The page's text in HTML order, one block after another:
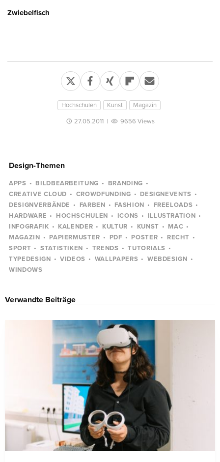
Zwiebelfisch
Hochschulen Kunst Magazin
27.05.2011| 9656 Views
Design-Themen
APPS BILDBEARBEITUNG
BRANDING
CREATIVE CLOUD
CROWDFUNDING
DESIGNEVENTS
DESIGNVERBÄNDE
FARBEN FASHION
FREELOADS
HARDWARE
HOCHSCHULEN ICONS
ILLUSTRATION
INFOGRAFIK
KALENDER KULTUR KUNST
MAC
MAGAZIN
PAPIERMUSTER PDF POSTER
RECHT
SPORT
STATISTIKEN TRENDS
TUTORIALS
TYPEDESIGN
VIDEOS WALLPAPERS
WEBDESIGN
WINDOWS
Verwandte Beiträge